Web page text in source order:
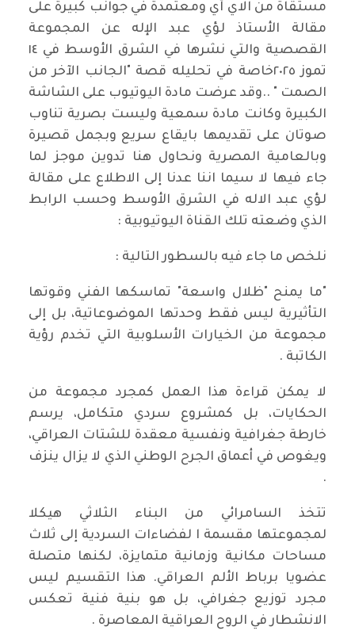
مستقاة من الاي آي ومعتمدة في جوانب كبيرة على
مقالة الأستاذ لؤي عبد الإله عن المجموعة
القصصية والتي نشرها في الشرق الأوسط في ١٤
تموز ٢٠٢٥خاصة في تحليله قصة "الجانب الآخر من
الصمت " ..وقد عرضت مادة اليوتيوب على الشاشة
الكبيرة وكانت مادة سمعية وليست بصرية تناوب
صوتان على تقديمها بايقاع سريع وبجمل قصيرة
وبالعامية المصرية ونحاول هنا تدوين موجز لما
جاء فيها لا سيما اننا عدنا إلى الاطلاع على مقالة
لؤي عبد الاله في الشرق الأوسط وحسب الرابط
الذي وضعته تلك القناة اليوتيوبية :
نلخص ما جاء فيه بالسطور التالية :
"ما يمنح "ظلال واسعة" تماسكها الفني وقوتها
التأثيرية ليس فقط وحدتها الموضوعاتية، بل إلى
مجموعة من الخيارات الأسلوبية التي تخدم رؤية
الكاتبة .
لا يمكن قراءة هذا العمل كمجرد مجموعة من
الحكايات، بل كمشروع سردي متكامل، يرسم
خارطة جغرافية ونفسية معقدة للشتات العراقي،
ويغوص في أعماق الجرح الوطني الذي لا يزال ينزف
.
تتخذ السامرائي من البناء الثلاثي هيكلا
لمجموعتها مقسمة ا لفضاءات السردية إلى ثلاث
مساحات مكانية وزمانية متمايزة، لكنها متصلة
عضويا برباط الألم العراقي. هذا التقسيم ليس
مجرد توزيع جغرافي، بل هو بنية فنية تعكس
الانشطار في الروح العراقية المعاصرة .